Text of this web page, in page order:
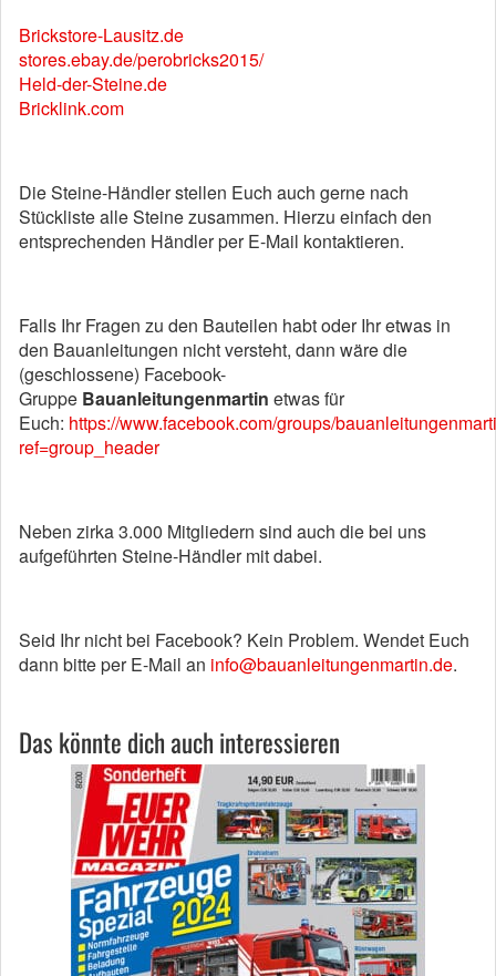
Brickstore-Lausitz.de
stores.ebay.de/perobricks2015/
Held-der-Steine.de
Bricklink.com
Die Steine-Händler stellen Euch auch gerne nach
Stückliste alle Steine zusammen. Hierzu einfach den
entsprechenden Händler per E-Mail kontaktieren.
Falls Ihr Fragen zu den Bauteilen habt oder Ihr etwas in
den Bauanleitungen nicht versteht, dann wäre die
(geschlossene) Facebook-
Gruppe Bauanleitungenmartin etwas für
Euch: https://www.facebook.com/groups/
ref=group_header
Neben zirka 3.000 Mitgliedern sind auch die bei uns
aufgeführten Steine-Händler mit dabei.
Seid Ihr nicht bei Facebook? Kein Problem. Wendet Euch
dann bitte per E-Mail an info@bauanleitungenmartin.de.
Das könnte dich auch interessieren